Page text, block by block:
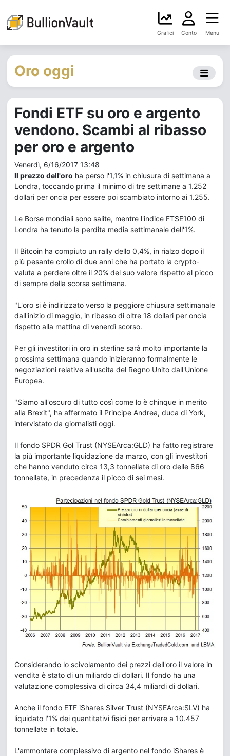
Grafici Conto Menu
Oro oggi
Fondi ETF su oro e argento
vendono. Scambi al ribasso
per oro e argento
Venerdì, 6/16/2017 13:48
Il prezzo dell'oro ha perso l'1,1% in chiusura di settimana a
Londra, toccando prima il minimo di tre settimane a 1.252
dollari per oncia per essere poi scambiato intorno ai 1.255.
Le Borse mondiali sono salite, mentre l'indice FTSE100 di
Londra ha tenuto la perdita media settimanale dell'1%.
Il Bitcoin ha compiuto un rally dello 0,4%, in rialzo dopo il
più pesante crollo di due anni che ha portato la crypto-
valuta a perdere oltre il 20% del suo valore rispetto al picco
di sempre della scorsa settimana.
"L'oro si è indirizzato verso la peggiore chiusura settimanale
dall'inizio di maggio, in ribasso di oltre 18 dollari per oncia
rispetto alla mattina di venerdì scorso.
Per gli investitori in oro in sterline sarà molto importante la
prossima settimana quando inizieranno formalmente le
negoziazioni relative all'uscita del Regno Unito dall'Unione
Europea.
"Siamo all'oscuro di tutto così come lo è chinque in merito
alla Brexit", ha affermato il Principe Andrea, duca di York,
intervistato da giornalisti oggi.
Il fondo SPDR Gol Trust (NYSEArca:GLD) ha fatto registrare
la più importante liquidazione da marzo, con gli investitori
che hanno venduto circa 13,3 tonnellate di oro delle 866
tonnellate, in precedenza il picco di sei mesi.
Considerando lo scivolamento dei prezzi dell'oro il valore in
vendita è stato di un miliardo di dollari. Il fondo ha una
valutazione complessiva di circa 34,4 miliardi di dollari.
Anche il fondo ETF iShares Silver Trust (NYSEArca:SLV) ha
liquidato l'1% dei quantitativi fisici per arrivare a 10.457
tonnellate in totale.
L'ammontare complessivo di argento nel fondo iShares è